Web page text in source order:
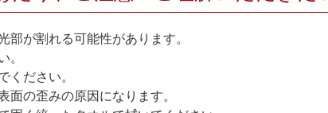
が割れる可能性があります。
ださい。
の歪みの原因になります。